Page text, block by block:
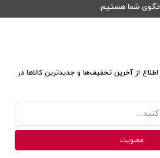
از آخرین تخفیف‌ها و جدیدترین کالاها در